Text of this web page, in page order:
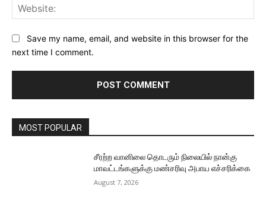
Save my name, email, and website in this browser for the
next time I comment.
MOST POPULAR
சீரற்ற வானிலை தொடரும் நிலையில் நான்கு
மாவட்டங்களுக்கு மண்சரிவு அபாய எச்சரிக்கை
August 7, 2026